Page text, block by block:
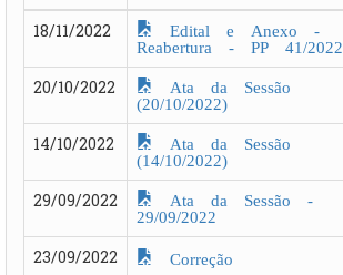
18/11/2022
Edital e Anexo -
Reabertura - PP 41/2022
20/10/2022
Ata da Sessão
(20/10/2022)
14/10/2022
Ata da Sessão
(14/10/2022)
29/09/2022
Ata da Sessão -
29/09/2022
23/09/2022 Correção